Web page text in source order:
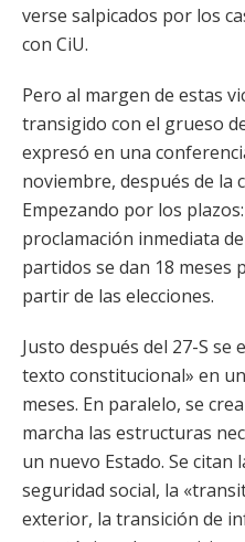
verse salpicados por los
con CiU.
Pero al margen de estas
transigido con el grueso
expresó en una
noviembre, después de la
Empezando por los
proclamación inmediata
partidos se dan 18
partir de las elecciones.
Justo después del 27-S
texto constitucional» en
meses. En paralelo, se
marcha las estructuras
un nuevo Estado. Se citan
seguridad social, la
exterior, la transición de